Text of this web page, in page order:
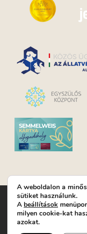
Turay Ida Színház
helyszín: Turay Ida
Levelezési cím: 1089
A weboldalon a
sütiket használunk.
A beállítások
milyen cookie-kat
azokat.